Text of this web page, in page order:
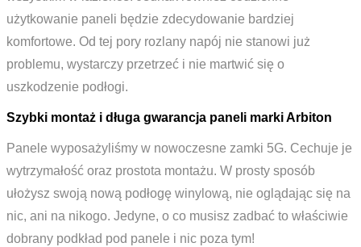
użytkowanie paneli będzie zdecydowanie bardziej
komfortowe. Od tej pory rozlany napój nie stanowi już
problemu, wystarczy przetrzeć i nie martwić się o
uszkodzenie podłogi.
Szybki montaż i długa gwarancja paneli marki Arbiton
Panele wyposażyliśmy w nowoczesne zamki 5G. Cechuje je
wytrzymałość oraz prostota montażu. W prosty sposób
ułożysz swoją nową podłogę winylową, nie oglądając się na
nic, ani na nikogo. Jedyne, o co musisz zadbać to właściwie
dobrany podkład pod panele i nic poza tym!